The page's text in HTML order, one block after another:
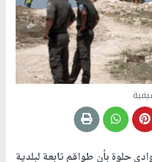
حلوة بأن طواقم تابعة لبلدية